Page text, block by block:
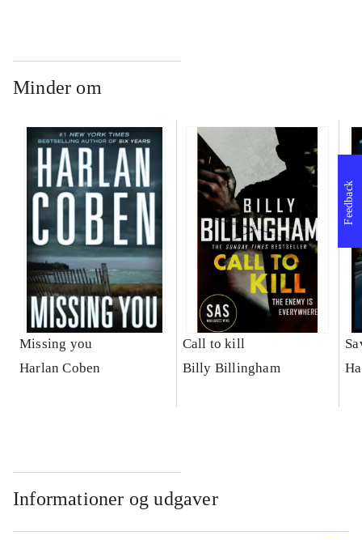
Minder om
Missing you
Harlan Coben
Call to kill
Billy Billingham
Informationer og udgaver
Feedback